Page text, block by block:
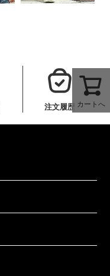
カートへ
注文履歴